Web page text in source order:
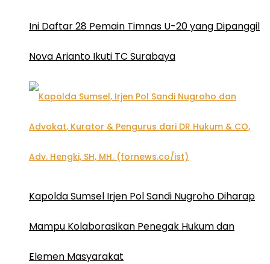
Ini Daftar 28 Pemain Timnas U-20 yang Dipanggil
Nova Arianto Ikuti TC Surabaya
Kapolda Sumsel Irjen Pol Sandi Nugroho Diharap
Mampu Kolaborasikan Penegak Hukum dan
Elemen Masyarakat